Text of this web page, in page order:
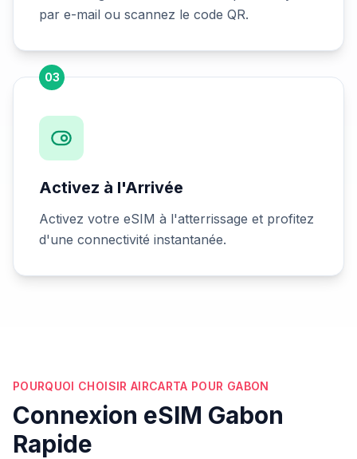
par e-mail ou scannez le code QR.
03
Activez à l'Arrivée
Activez votre eSIM à l'atterrissage et profitez
d'une connectivité instantanée.
POURQUOI CHOISIR AIRCARTA POUR GABON
Connexion eSIM Gabon
Rapide